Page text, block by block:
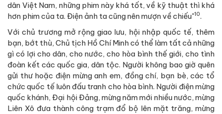
dân Việt Nam, những phim này khá tốt, về kỹ thuật thì khá
hơn phim của ta. Điện ảnh ta cũng nên mượn về chiếu"10.
Với chủ trương mở rộng giao lưu, hội nhập quốc tế, thêm
bạn, bớt thù, Chủ tịch Hồ Chí Minh có thể làm tất cả những
gì có lợi cho dân, cho nước, cho hòa bình thế giới, cho tình
đoàn kết các quốc gia, dân tộc. Người không bao giờ quên
gửi thư hoặc điện mừng anh em, đồng chí, bạn bè, các tổ
chức quốc tế luôn đấu tranh cho hòa bình. Người điện mừng
quốc khánh, Đại hội Đảng, mừng năm mới nhiều nước, mừng
Liên Xô đưa thành công trạm đổ bộ lên mặt trăng, mừng